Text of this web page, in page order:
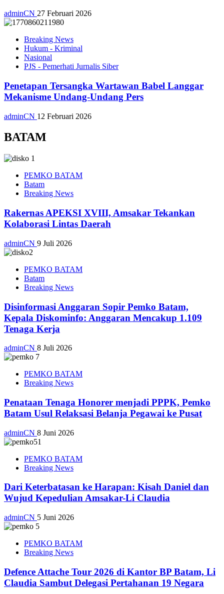
adminCN 27 Februari 2026
Breaking News
Hukum - Kriminal
Nasional
PJS - Pemerhati Jurnalis Siber
Penetapan Tersangka Wartawan Babel Langgar
Mekanisme Undang-Undang Pers
adminCN 12 Februari 2026
BATAM
PEMKO BATAM
Batam
Breaking News
Rakernas APEKSI XVIII, Amsakar Tekankan
Kolaborasi Lintas Daerah
adminCN 9 Juli 2026
PEMKO BATAM
Batam
Breaking News
Disinformasi Anggaran Sopir Pemko Batam,
Kepala Diskominfo: Anggaran Mencakup 1.109
Tenaga Kerja
adminCN 8 Juli 2026
PEMKO BATAM
Breaking News
Penataan Tenaga Honorer menjadi PPPK, Pemko
Batam Usul Relaksasi Belanja Pegawai ke Pusat
adminCN 8 Juni 2026
PEMKO BATAM
Breaking News
Dari Keterbatasan ke Harapan: Kisah Daniel dan
Wujud Kepedulian Amsakar-Li Claudia
adminCN 5 Juni 2026
PEMKO BATAM
Breaking News
Defence Attache Tour 2026 di Kantor BP Batam, Li
Claudia Sambut Delegasi Pertahanan 19 Negara